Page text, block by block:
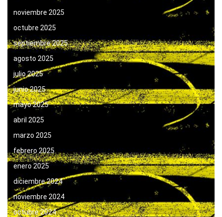
noviembre 2025
octubre 2025
septiembre 2025
agosto 2025
julio 2025
junio 2025
mayo 2025
abril 2025
marzo 2025
febrero 2025
enero 2025
diciembre 2024
noviembre 2024
octubre 2024